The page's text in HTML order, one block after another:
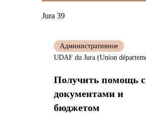
Jura 39
Получить помощь с
документами и
бюджетом
Административное